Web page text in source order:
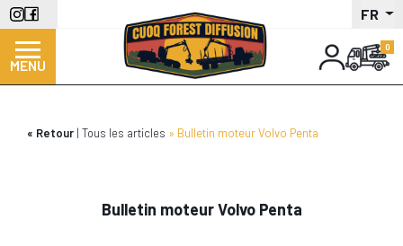
Aller
au
contenu
principal
FR
MENU
Retour Tous les articles Bulletin moteur Volvo Penta
Bulletin moteur Volvo Penta